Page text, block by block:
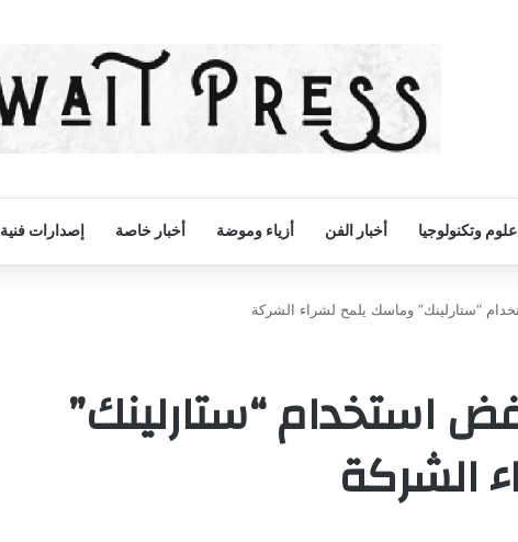
علوم وتكنولوجيا أخبار الفن أزياء وموضة أخبار خاصة إصدارات فنية
“ستارلينك” وماسك يلمح لشراء الشركة
استخدام “ستارلينك”
الشركة